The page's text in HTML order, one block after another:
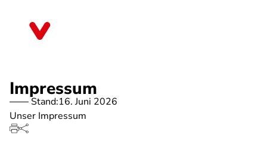
Impressum
Stand:16. Juni 2026
Unser Impressum